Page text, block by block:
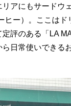
アにもサードウ
ヒー）。ここはド
評のある「LA
日常使いできる